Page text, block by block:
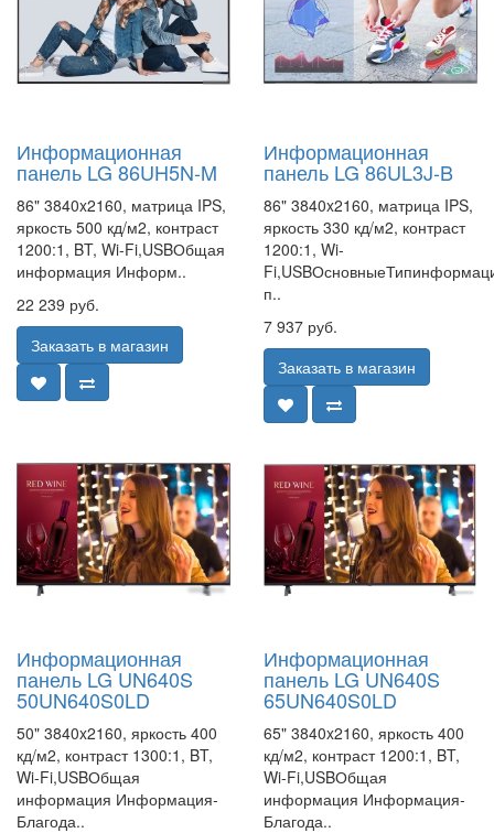
Информационная
панель LG 86UH5N-M
86" 3840x2160, матрица IPS,
яркость 500 кд/м2, контраст
1200:1, BT, Wi-Fi,USBОбщая
информация Информ..
22 239 руб.
Заказать в магазин
Информационная
панель LG 86UL3J-B
86" 3840x2160, матрица IPS,
яркость 330 кд/м2, контраст
1200:1, Wi-
п..
7 937 руб.
Заказать в магазин
Информационная
панель LG UN640S
50UN640S0LD
50" 3840x2160, яркость 400
кд/м2, контраст 1300:1, BT,
Wi-Fi,USBОбщая
информация Информация-
Благода..
Информационная
панель LG UN640S
65UN640S0LD
65" 3840x2160, яркость 400
кд/м2, контраст 1200:1, BT,
Wi-Fi,USBОбщая
информация Информация-
Благода..